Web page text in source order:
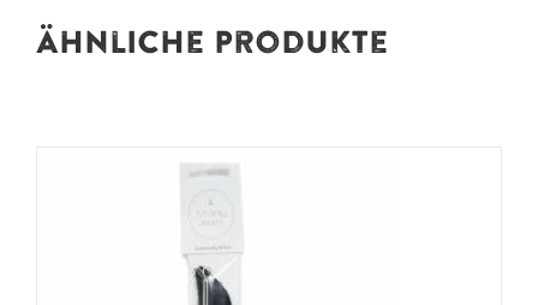
Ähnliche Produkte